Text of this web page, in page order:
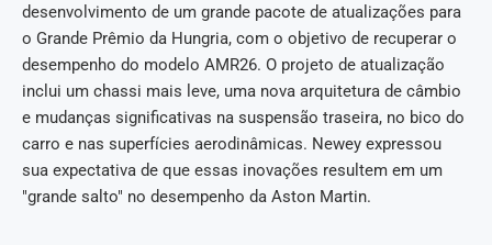
desenvolvimento de um grande pacote de atualizações para
o Grande Prêmio da Hungria, com o objetivo de recuperar o
desempenho do modelo AMR26. O projeto de atualização
inclui um chassi mais leve, uma nova arquitetura de câmbio
e mudanças significativas na suspensão traseira, no bico do
carro e nas superfícies aerodinâmicas. Newey expressou
sua expectativa de que essas inovações resultem em um
"grande salto" no desempenho da Aston Martin.